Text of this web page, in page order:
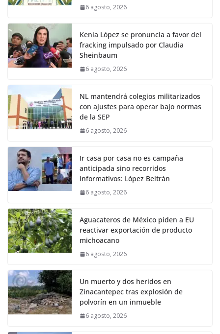
6 agosto, 2026
Kenia López se pronuncia a favor del
fracking impulsado por Claudia
Sheinbaum
6 agosto, 2026
NL mantendrá colegios militarizados
con ajustes para operar bajo normas
de la SEP
6 agosto, 2026
Ir casa por casa no es campaña
anticipada sino recorridos
informativos: López Beltrán
6 agosto, 2026
Aguacateros de México piden a EU
reactivar exportación de producto
michoacano
6 agosto, 2026
Un muerto y dos heridos en
Zinacantepec tras explosión de
polvorín en un inmueble
6 agosto, 2026